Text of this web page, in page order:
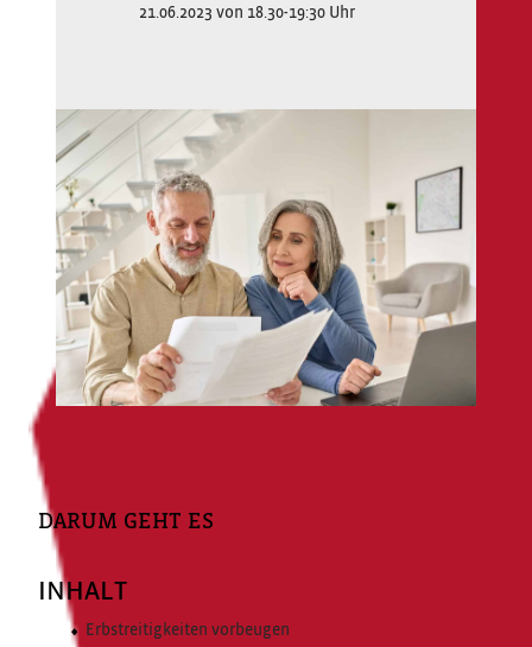
21.06.2023 von 18.30-19:30 Uhr
DARUM GEHT ES
INHALT
Erbstreitigkeiten vorbeugen